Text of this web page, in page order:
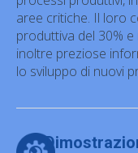
aree critiche. Il loro
produttiva del 30%
inoltre preziose
lo sviluppo di nuovi